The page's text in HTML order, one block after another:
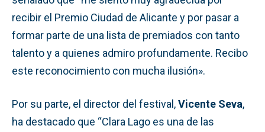
recibir el Premio Ciudad de Alicante y por pasar a
formar parte de una lista de premiados con tanto
talento y a quienes admiro profundamente. Recibo
este reconocimiento con mucha ilusión».
Por su parte, el director del festival,Vicente Seva,
ha destacado que “Clara Lago es una de las